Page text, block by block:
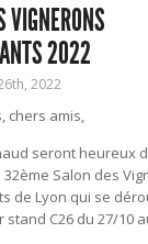
VIGNERONS
2022
2022
chers amis,
seront heureux
Salon des
de Lyon qui se
stand C26 du 27/10